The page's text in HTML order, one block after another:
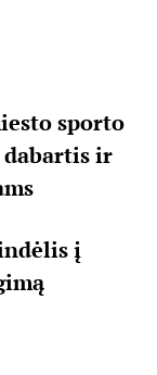
sporto
ir
į